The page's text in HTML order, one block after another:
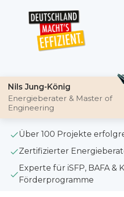
Nils Jung-König
Energieberater & Master of
Engineering
Über 100 Projekte
Zertifizierter
Experte für iSFP, BAFA &
Förderprogramme